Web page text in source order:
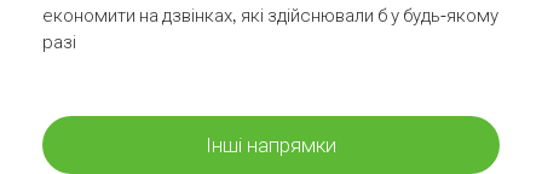
економити на дзвінках, які здійснювали б у будь-якому
разі
Інші напрямки